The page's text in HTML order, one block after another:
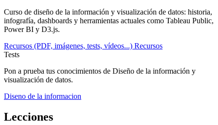
Curso de diseño de la información y visualización de datos: historia,
infografía, dashboards y herramientas actuales como Tableau Public,
Power BI y D3.js.
Recursos (PDF, imágenes, tests, vídeos...) Recursos
Tests
Pon a prueba tus conocimientos de Diseño de la información y
visualización de datos.
Diseno de la informacion
Lecciones